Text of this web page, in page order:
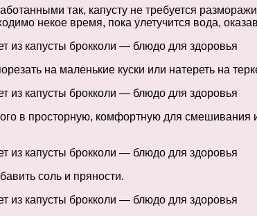
так, капусту не требуется
некое время, пока улетучится вода,
на маленькие куски или натереть на
в просторную, комфортную для смешивания
соль и пряности.